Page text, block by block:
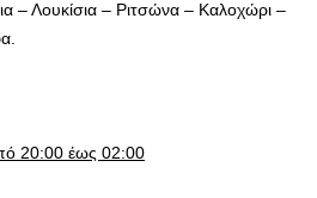
– Λουκίσια – Ριτσώνα – Καλοχώρι –
20:00 έως 02:00